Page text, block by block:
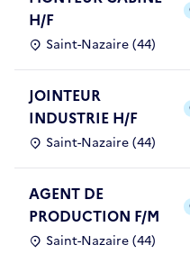
H/F
Saint-Nazaire (44)
JOINTEUR
INDUSTRIE H/F
Saint-Nazaire (44)
AGENT DE
PRODUCTION F/M
Saint-Nazaire (44)